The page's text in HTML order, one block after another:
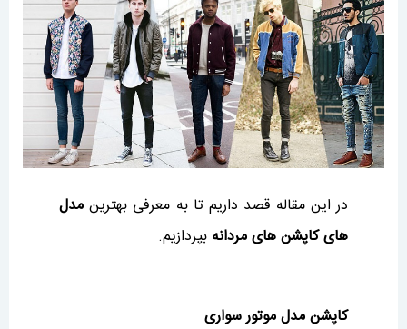
در این مقاله قصد داریم تا به معرفی بهترین مدل
های کاپشن های مردانه بپردازیم.
کاپشن مدل موتور سواری